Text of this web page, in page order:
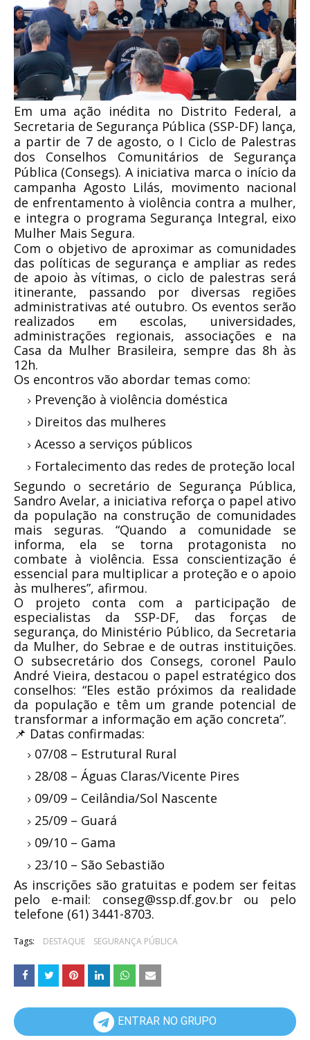
Em uma ação inédita no Distrito Federal, a
Secretaria de Segurança Pública (SSP-DF) lança,
a partir de 7 de agosto, o I Ciclo de Palestras
dos Conselhos Comunitários de Segurança
Pública (Consegs). A iniciativa marca o início da
campanha Agosto Lilás, movimento nacional
de enfrentamento à violência contra a mulher,
e integra o programa Segurança Integral, eixo
Mulher Mais Segura.
Com o objetivo de aproximar as comunidades
das políticas de segurança e ampliar as redes
de apoio às vítimas, o ciclo de palestras será
itinerante, passando por diversas regiões
administrativas até outubro. Os eventos serão
realizados em escolas, universidades,
administrações regionais, associações e na
Casa da Mulher Brasileira, sempre das 8h às
12h.
Os encontros vão abordar temas como:
Prevenção à violência doméstica
Direitos das mulheres
Acesso a serviços públicos
Fortalecimento das redes de proteção local
Segundo o secretário de Segurança Pública,
Sandro Avelar, a iniciativa reforça o papel ativo
da população na construção de comunidades
mais seguras. “Quando a comunidade se
informa, ela se torna protagonista no
combate à violência. Essa conscientização é
essencial para multiplicar a proteção e o apoio
às mulheres”, afirmou.
O projeto conta com a participação de
especialistas da SSP-DF, das forças de
segurança, do Ministério Público, da Secretaria
da Mulher, do Sebrae e de outras instituições.
O subsecretário dos Consegs, coronel Paulo
André Vieira, destacou o papel estratégico dos
conselhos: “Eles estão próximos da realidade
da população e têm um grande potencial de
transformar a informação em ação concreta”.
📌 Datas confirmadas:
07/08 – Estrutural Rural
28/08 – Águas Claras/Vicente Pires
09/09 – Ceilândia/Sol Nascente
25/09 – Guará
09/10 – Gama
23/10 – São Sebastião
As inscrições são gratuitas e podem ser feitas
pelo e-mail: conseg@ssp.df.gov.br ou pelo
telefone (61) 3441-8703.
Tags: DESTAQUE SEGURANÇA PÚBLICA
ENTRAR NO GRUPO